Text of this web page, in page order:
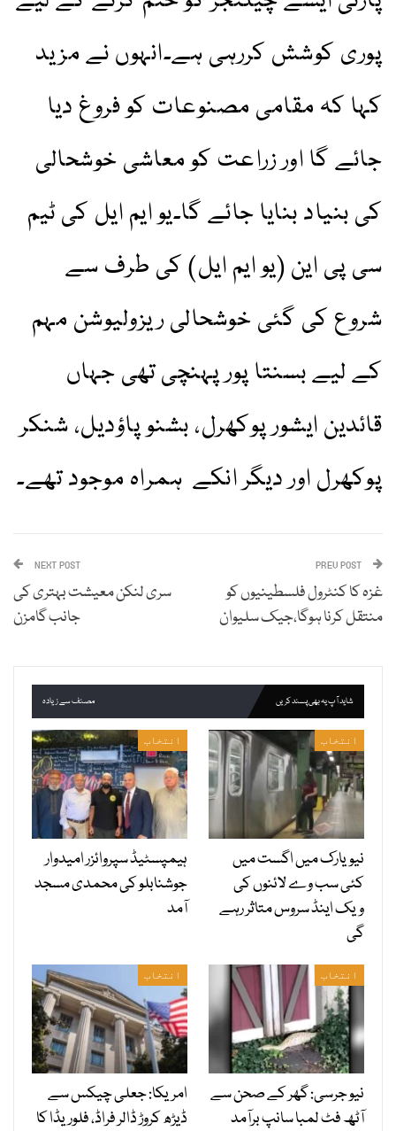
پوری کوشش کررہی ہے۔انہوں نے مزید
کہا کہ مقامی مصنوعات کو فروغ دیا
جائے گا اور زراعت کو معاشی خوشحالی
کی بنیاد بنایا جائے گا۔یو ایم ایل کی ٹیم
سی پی این (یو ایم ایل) کی طرف سے
شروع کی گئی خوشحالی ریزولیوشن مہم
کے لیے بسنتا پور پہنچی تھی جہاں
قائدین ایشور پوکھرل، بشنو پاؤدیل، شنکر
پوکھرل اور دیگر انکے ہمراہ موجود تھے۔
غزہ کا کنٹرول فلسطینیوں کو
منتقل کرنا ہوگا،جیک سلیوان
NEXT POST
سری لنکن معیشت بہتری کی
جانب گامزن
شاید آپ یہ بھی پسند کریں مصنف سے زیادہ
انتخاب
نیویارک میں اگست میں
کئی سب وے لائنوں کی
ویک اینڈ سروس متاثر رہے
گی
انتخاب
ہیمپسٹیڈ سپروائزر امیدوار
جوشنابلو کی محمدی مسجد
آمد
انتخاب
نیو جرسی: گھر کے صحن سے
آٹھ فٹ لمبا سانپ برآمد
انتخاب
امریکا: جعلی چیکس سے
ڈیڑھ کروڑ ڈالر فراڈ، فلوریڈا کا